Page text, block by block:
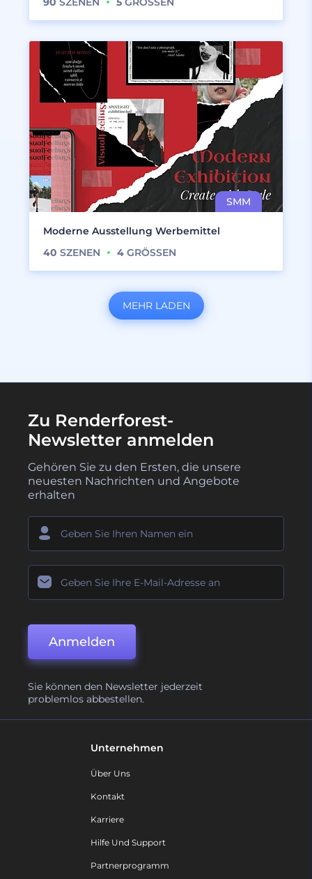
Moderne Ausstellung Werbemittel
40 SZENEN 4 GRÖSSEN
MEHR LADEN
Zu Renderforest-
Newsletter anmelden
Gehören Sie zu den Ersten, die unsere
neuesten Nachrichten und Angebote
erhalten
Anmelden
Sie können den Newsletter jederzeit
problemlos abbestellen.
Unternehmen
Über Uns
Kontakt
Karriere
Hilfe Und Support
Partnerprogramm